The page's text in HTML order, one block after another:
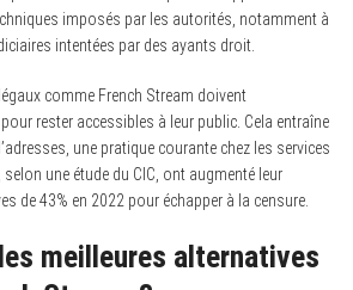
imposés par les autorités, notamment à
intentées par des ayants droit.
comme French Stream doivent
rester accessibles à leur public. Cela entraîne
une pratique courante chez les services
une étude du CIC, ont augmenté leur
de 43% en 2022 pour échapper à la censure.
meilleures alternatives